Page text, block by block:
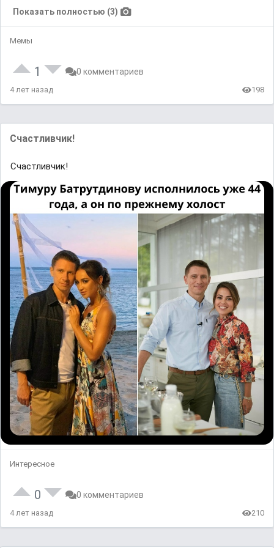
Показать полностью (3)
Мемы
1 0 комментариев
4 лет назад 198
Счастливчик!
Счастливчик!
Интересное
0 0 комментариев
4 лет назад 210